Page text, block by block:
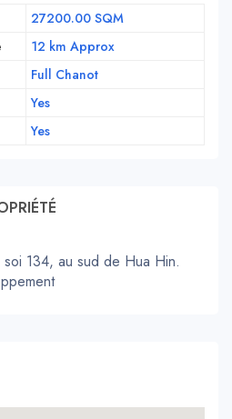
27200.00 SQM
12 km Approx
Full Chanot
Yes
Yes
134, au sud de Hua Hin.